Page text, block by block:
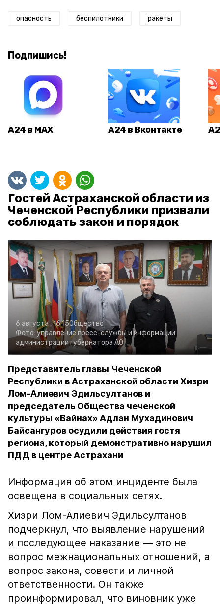
опасность беспилотники ракеты
Подпишись!
А24 в MAX А24 в Вконтакте
Гостей Астраханской области из
Чеченской Республики призвали
соблюдать закон и порядок
6 августа , 16:15Общество
Фото: управление пресс-службы и информации
администрации губернатора АО
Представитель главы Чеченской
Республики в Астраханской области Хизри
Лом-Алиевич Эдильсултанов и
председатель Общества чеченской
культуры «Вайнах» Адлан Мухадинович
Байсангуров осудили действия гостя
региона, который демонстративно нарушил
ПДД в центре Астрахани
Информация об этом инциденте была
освещена в социальных сетях.
Хизри Лом-Алиевич Эдильсултанов
подчеркнул, что выявление нарушений
и последующее наказание — это не
вопрос межнациональных отношений, а
вопрос закона, совести и личной
ответственности. Он также
проинформировал, что виновник уже